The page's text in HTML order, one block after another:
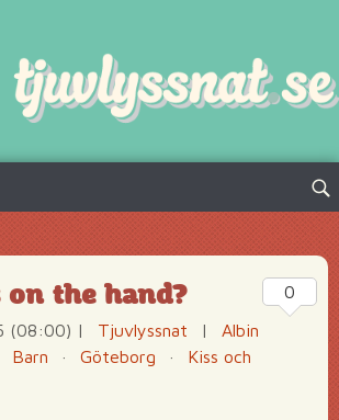
Sök
on the hand?
(08:00) | Tjuvlyssnat |
Albin
Barn · Göteborg ·
Kiss och
0